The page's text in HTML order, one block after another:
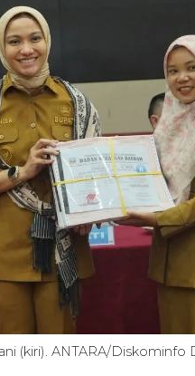
(kiri). ANTARA/Diskominfo